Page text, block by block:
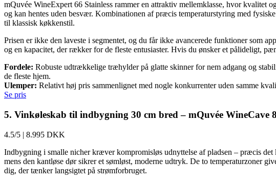
mQuvée WineExpert 66 Stainless rammer en attraktiv mellemklasse, hvor kvalitet
og kan hentes uden besvær. Kombinationen af præcis temperaturstyring med
til klassisk køkkenstil.
Prisen er ikke den laveste i segmentet, og du får ikke avancerede funktioner som
og en kapacitet, der rækker for de fleste entusiaster. Hvis du ønsker et pålideligt,
Fordele: Robuste udtrækkelige træhylder på glatte skinner for nem adgang og
de fleste hjem.
Ulemper: Relativt høj pris sammenlignet med nogle konkurrenter uden samme
Se pris
5. Vinkøleskab til indbygning 30 cm bred – mQuvée WineCave
4.5/5 | 8.995 DKK
Indbygning i smalle nicher kræver kompromisløs udnyttelse af pladsen – præcis
mens den kantløse dør sikrer et sømløst, moderne udtryk. De to temperaturzoner
dig, der tænker langsigtet på strømforbruget.